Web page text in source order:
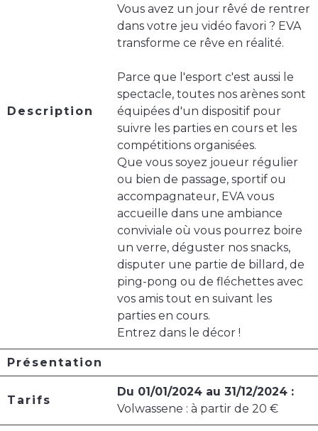
Description
Vous avez un jour rêvé de rentrer
dans votre jeu vidéo favori ? EVA
transforme ce rêve en réalité.
Parce que l'esport c'est aussi le
spectacle, toutes nos arènes sont
équipées d'un dispositif pour
suivre les parties en cours et les
compétitions organisées.
Que vous soyez joueur régulier
ou bien de passage, sportif ou
accompagnateur, EVA vous
accueille dans une ambiance
conviviale où vous pourrez boire
un verre, déguster nos snacks,
disputer une partie de billard, de
ping-pong ou de fléchettes avec
vos amis tout en suivant les
parties en cours.
Entrez dans le décor !
Présentation
Tarifs
Du 01/01/2024 au 31/12/2024 :
Volwassene : à partir de 20 €